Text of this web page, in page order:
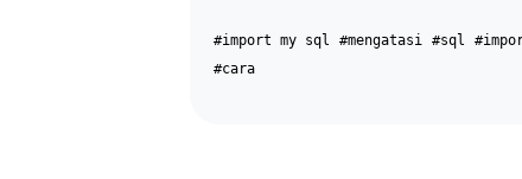
#import my sql #mengatasi #sql
#cara